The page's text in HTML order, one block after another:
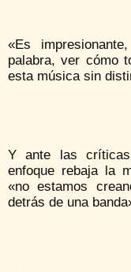
«Es
palabra, ver cómo
esta música sin
Y ante las
enfoque rebaja la
«no estamos
detrás de una